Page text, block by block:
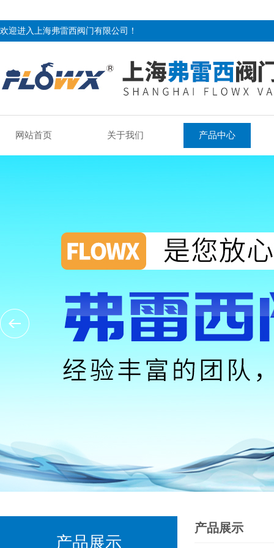
欢迎进入上海弗雷西阀门有限公司！
网站首页 关于我们 产品中心
产品展示
产品展示